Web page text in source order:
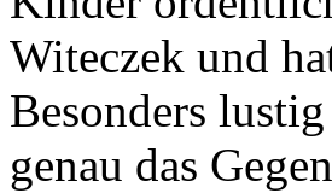
Witeczek und
Besonders
genau das